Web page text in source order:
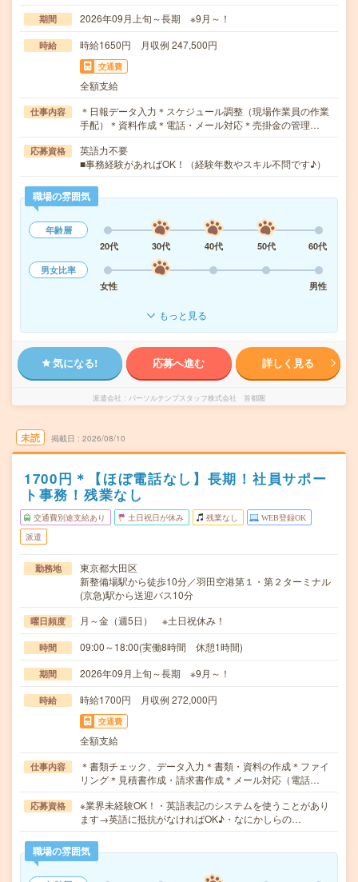
期間 2026年09月上旬～長期 ※9月～！
時給 時給1650円 月収例 247,500円
交通費
全額支給
仕事内容
＊日報データ入力＊スケジュール調整（現場作業員の作業
手配）＊資料作成＊電話・メール対応＊売掛金の管理…
応募資格
英語力不要
■事務経験があればOK！（経験年数やスキル不問です♪）
職場の雰囲気
年齢層
20代
30代 40代 50代
60代
男女比率
女性
男性
もっと見る
気になる! 応募へ進む 詳しく見る
派遣会社 パーソルテンプスタッフ株式会社 首都圏
未読 掲載日 2026/08/10
1700円＊【ほぼ電話なし】長期！社員サポー
ト事務！残業なし
交通費別途支給あり 土日祝日が休み 残業なし WEB登録OK
派遣
勤務地
東京都大田区
新整備場駅から徒歩10分／羽田空港第１・第２ターミナル
(京急)駅から送迎バス10分
曜日頻度 月～金（週5日） ※土日祝休み！
時間 09:00～18:00(実働8時間 休憩1時間)
期間 2026年09月上旬～長期 ※9月～！
時給 時給1700円 月収例 272,000円
交通費
全額支給
仕事内容
＊書類チェック、データ入力＊書類・資料の作成＊ファイ
リング＊見積書作成・請求書作成＊メール対応（電話…
応募資格
※業界未経験OK！・英語表記のシステムを使うことがあり
ます→英語に抵抗がなければOK♪・なにかしらの…
職場の雰囲気